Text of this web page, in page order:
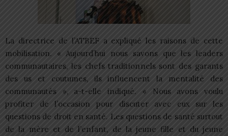
La directrice de l’ATBEF a expliqué les raisons de cette
mobilisation. « Aujourd’hui nous savons que les leaders
communautaires, les chefs traditionnels sont des garants
des us et coutumes, ils influencent la mentalité des
communautés », a-t-elle indiqué. « Nous avons voulu
profiter de l’occasion pour discuter avec eux sur les
questions de droit en santé. Les questions de santé surtout
de la mère et de l’enfant, de la jeune fille et du jeune